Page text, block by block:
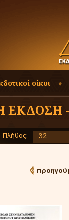
οίκοι
Πλήθος: 32